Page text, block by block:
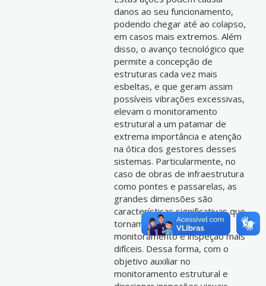
danos ao seu funcionamento,
podendo chegar até ao colapso,
em casos mais extremos. Além
disso, o avanço tecnológico que
permite a concepção de
estruturas cada vez mais
esbeltas, e que geram assim
possíveis vibrações excessivas,
elevam o monitoramento
estrutural a um patamar de
extrema importância e atenção
na ótica dos gestores desses
sistemas. Particularmente, no
caso de obras de infraestrutura
como pontes e passarelas, as
grandes dimensões são
características significativas que
tornam as práticas de
monitoramento e inspeção mais
difíceis. Dessa forma, com o
objetivo auxiliar no
monitoramento estrutural e